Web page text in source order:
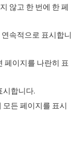
않고 한 번에 한 페
속적으로 표시합니
페이지를 나란히 표
시합니다.
모든 페이지를 표시